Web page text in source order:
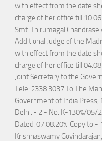
with effect from the date
charge of her office till
Smt. Thirumagal
Additional Judge of the
with effect from the date
charge of her office till
Joint Secretary to the
Tele: 2338 3037 To The
Government of India Press,
Delhi. - 2 - No. K-130%/05/
Dated: 07.08.20%. Copy to:-
Krishnaswamy